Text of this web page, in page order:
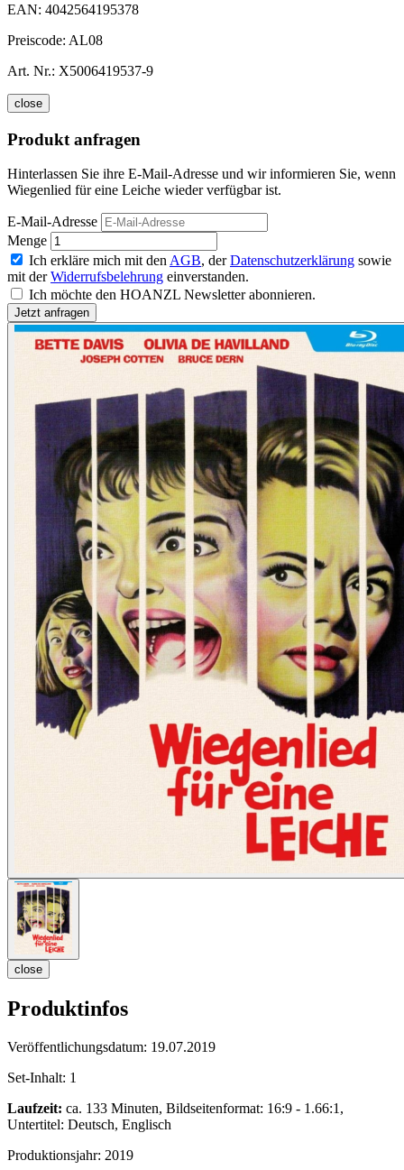
EAN: 4042564195378
Preiscode: AL08
Art. Nr.: X5006419537-9
close
Produkt anfragen
Hinterlassen Sie ihre E-Mail-Adresse und wir informieren Sie, wenn
Wiegenlied für eine Leiche wieder verfügbar ist.
E-Mail-Adresse
Menge
Ich erkläre mich mit den AGB, derDatenschutzerklärung sowie
mit derWiderrufsbelehrung einverstanden.
Ich möchte den HOANZL Newsletter abonnieren.
close
Produktinfos
Veröffentlichungsdatum: 19.07.2019
Set-Inhalt: 1
Laufzeit: ca. 133 Minuten, Bildseitenformat: 16:9 - 1.66:1,
Untertitel: Deutsch, Englisch
Produktionsjahr: 2019